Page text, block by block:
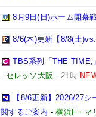
8月9日(日)ホーム開幕
8/6(木)更新【8/8(土
TBS系列「THE TIME,
- セレッソ大阪 - 21時
【8/6更新】2026/27
関するご案内 -横浜F・マ